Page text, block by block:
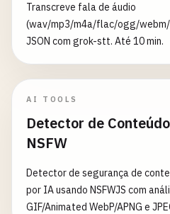
Transcreve fala de áudio
(wav/mp3/m4a/flac/ogg/webm/
JSON com grok-stt. Até 10 min.
AI TOOLS
Detector de
NSFW
Detector de segurança de
por IA usando NSFWJS com
GIF/Animated WebP/APNG e